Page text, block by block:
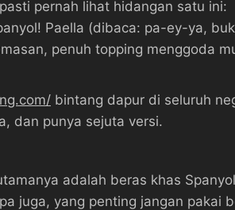
pernah lihat hidangan satu ini:
Paella (dibaca: pa-ey-ya,
penuh topping menggoda
bintang dapur di seluruh
dan punya sejuta versi.
adalah beras khas Spanyol
juga, yang penting jangan pakai